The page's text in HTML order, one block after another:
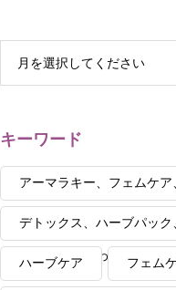
月を選択してください
キーワード
アーマラキー、フェムケア
デトックス、ハーブパック
ア、自分が変わると夫も変
ハーブケア フェム